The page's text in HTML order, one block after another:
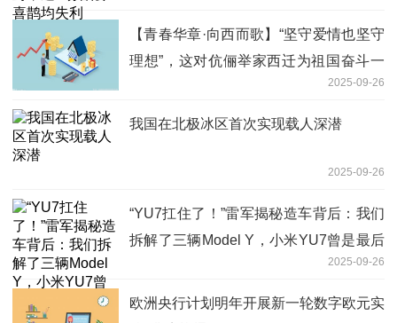
【青春华章·向西而歌】“坚守爱情也坚守
理想”，这对伉俪举家西迁为祖国奋斗一
2025-09-26
我国在北极冰区首次实现载人深潜
2025-09-26
“YU7扛住了！”雷军揭秘造车背后：我们
拆解了三辆Model Y，小米YU7曾是最后
2025-09-26
欧洲央行计划明年开展新一轮数字欧元实